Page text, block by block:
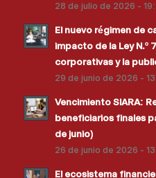
28 de julio de 2026 -
El nuevo régimen de
impacto de la Ley N.º
corporativas y la
29 de junio de 2026 -
Vencimiento SIARA:
beneficiarios finales
de junio)
26 de junio de 2026 -
El ecosistema